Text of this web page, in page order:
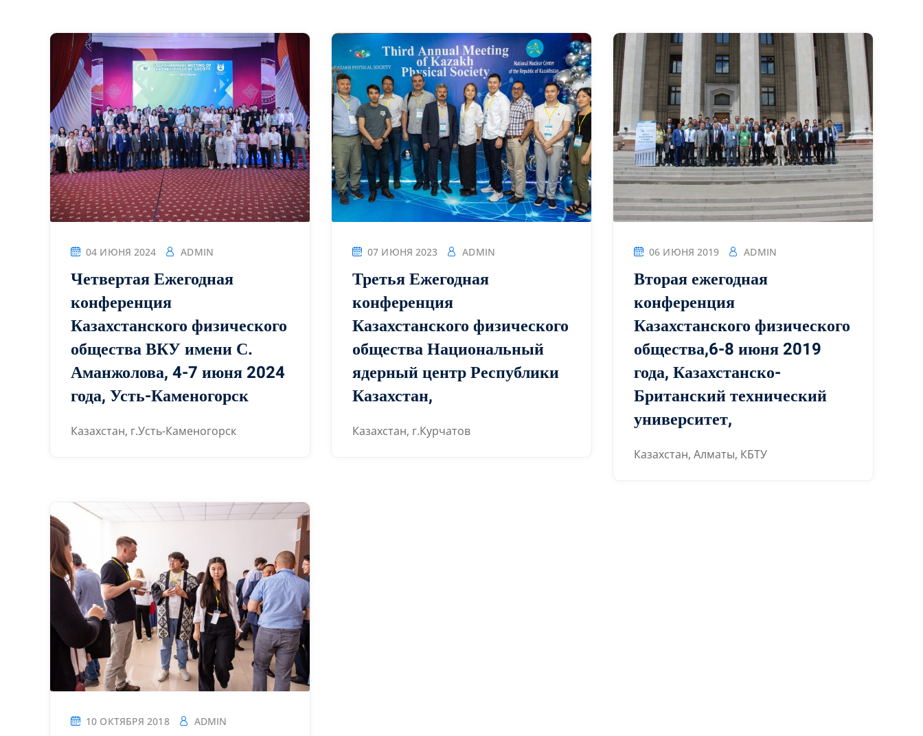
04 ИЮНЯ 2024 ADMIN
Четвертая Ежегодная
конференция
Казахстанского физического
общества ВКУ имени С.
Аманжолова, 4-7 июня 2024
года, Усть-Каменогорск
Казахстан, г.Усть-Каменогорск
07 ИЮНЯ 2023 ADMIN
Третья Ежегодная
конференция
Казахстанского физического
общества Национальный
ядерный центр Республики
Казахстан,
Казахстан, г.Курчатов
06 ИЮНЯ 2019 ADMIN
Вторая ежегодная
конференция
Казахстанского физического
общества,6-8 июня 2019
года, Казахстанско-
Британский технический
университет,
Казахстан, Алматы, КБТУ
10 ОКТЯБРЯ 2018 ADMIN
Remember me Lost your password?